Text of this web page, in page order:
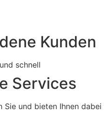
Kunden
schnell
Services
Sie und bieten Ihnen